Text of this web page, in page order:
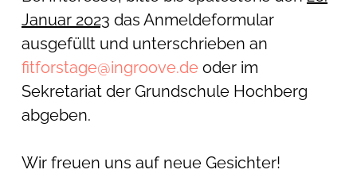
Januar 2023 das Anmeldeformular
ausgefüllt und unterschrieben an
fitforstage@ingroove.de oder im
Sekretariat der Grundschule Hochberg
abgeben.
Wir freuen uns auf neue Gesichter!